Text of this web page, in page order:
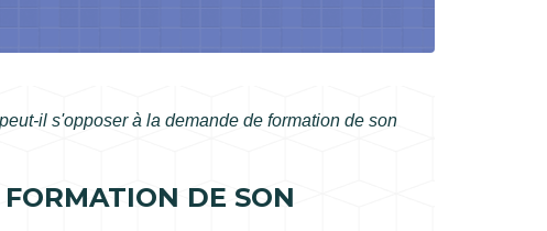
il s'opposer à la demande de formation de son
DE SON